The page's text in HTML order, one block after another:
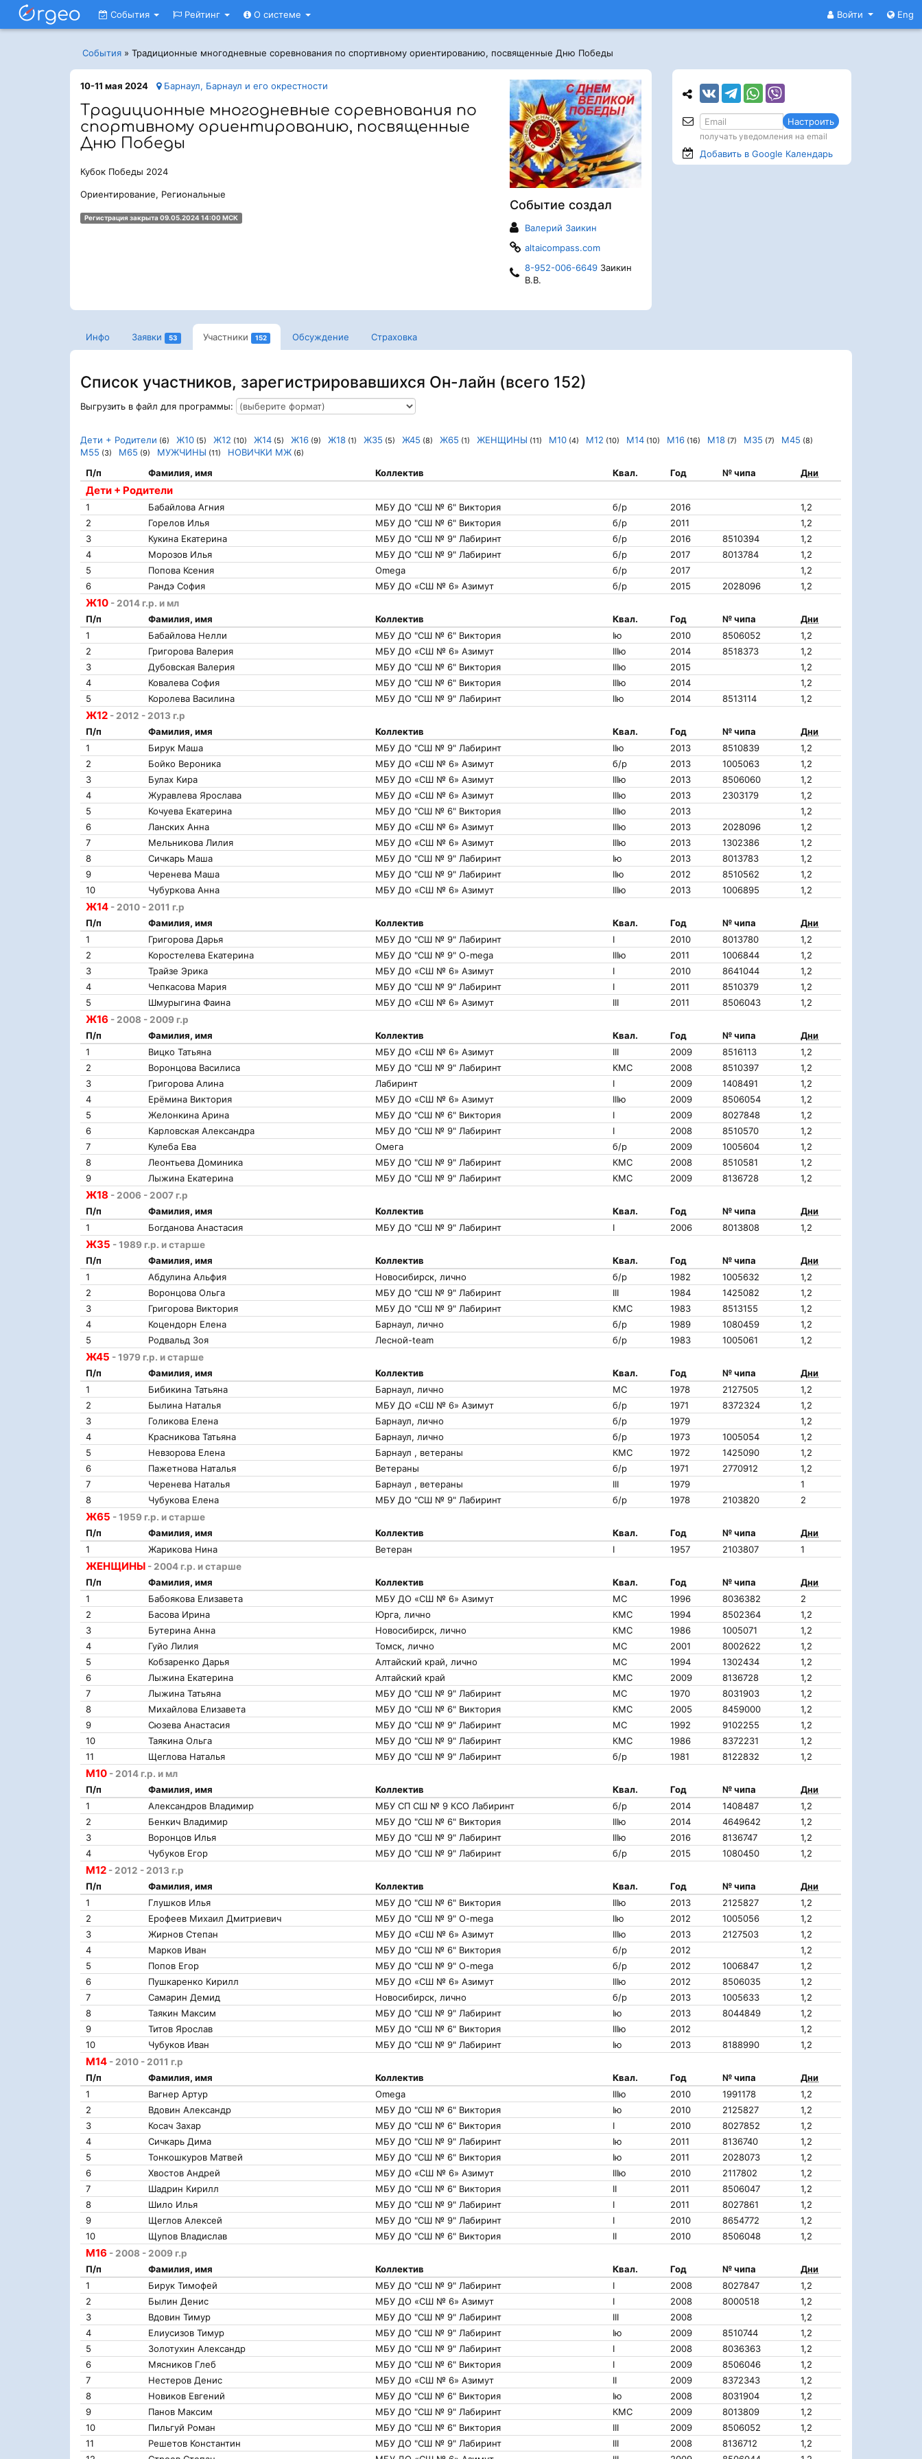
Войти Eng
События Рейтинг О системе
События » Традиционные многодневные соревнования по спортивному ориентированию, посвященные Дню Победы
Событие создал
Валерий Заикин
altaicompass.com
8-952-006-6649Заикин
В.В.
10-11 мая 2024 Барнаул, Барнаул и его окрестности
Традиционные многодневные соревнования по
спортивному ориентированию, посвященные
Дню Победы
Кубок Победы 2024
Ориентирование, Региональные
Регистрация закрыта 09.05.2024 14:00 МСК
Инфо Заявки 53 Участники 152 Обсуждение Страховка
Список участников, зарегистрировавшихся Он-лайн (всего 152)
Выгрузить в файл для программы:
Дети + Родители (6) Ж10 (5) Ж12 (10) Ж14 (5) Ж16 (9) Ж18 (1) Ж35 (5) Ж45 (8) Ж65 (1) ЖЕНЩИНЫ (11) М10 (4) М12 (10) М14 (10) М16 (16) М18 (7) М35 (7) М45 (8)
М55 (3) М65 (9) МУЖЧИНЫ (11) НОВИЧКИ МЖ (6)
Дети + Родители
П/п Фамилия, имя Коллектив Квал. Год № чипа Дни
1 Бабайлова Агния МБУ ДО "СШ № 6" Виктория б/р 2016
1,2
2
Горелов Илья МБУ ДО "СШ № 6" Виктория б/р 2011
1,2
3
Кукина Екатерина МБУ ДО "СШ № 9" Лабиринт б/р 2016 8510394
1,2
4
Морозов Илья МБУ ДО "СШ № 9" Лабиринт б/р 2017 8013784
1,2
5
Попова Ксения Omega б/р 2017
1,2
6
Рандэ София МБУ ДО «СШ № 6» Азимут б/р 2015 2028096 1,2
Ж10 - 2014 г.р. и мл
П/п
Фамилия, имя Коллектив Квал. Год № чипа
Дни
1
Бабайлова Нелли МБУ ДО "СШ № 6" Виктория Iю 2010 8506052
1,2
2
Григорова Валерия МБУ ДО «СШ № 6» Азимут IIIю 2014 8518373
1,2
3
Дубовская Валерия МБУ ДО "СШ № 6" Виктория IIIю 2015
1,2
4
Ковалева София МБУ ДО "СШ № 6" Виктория IIIю 2014
1,2
5
Королева Василина МБУ ДО "СШ № 9" Лабиринт IIю 2014 8513114 1,2
Ж12 - 2012 - 2013 г.р
П/п
Фамилия, имя Коллектив Квал. Год № чипа
Дни
1
Бирук Маша МБУ ДО "СШ № 9" Лабиринт IIю 2013 8510839
1,2
2
Бойко Вероника МБУ ДО «СШ № 6» Азимут б/р 2013 1005063
1,2
3
Булах Кира МБУ ДО «СШ № 6» Азимут IIIю 2013 8506060
1,2
4
Журавлева Ярослава МБУ ДО «СШ № 6» Азимут IIIю 2013 2303179
1,2
5
Кочуева Екатерина МБУ ДО "СШ № 6" Виктория IIIю 2013
1,2
6
Ланских Анна МБУ ДО «СШ № 6» Азимут IIIю 2013 2028096
1,2
7
Мельникова Лилия МБУ ДО «СШ № 6» Азимут IIIю 2013 1302386
1,2
8
Сичкарь Маша МБУ ДО "СШ № 9" Лабиринт Iю 2013 8013783
1,2
9
Черенева Маша МБУ ДО "СШ № 9" Лабиринт IIю 2012 8510562
1,2
10
Чубуркова Анна МБУ ДО «СШ № 6» Азимут IIIю 2013 1006895 1,2
Ж14 - 2010 - 2011 г.р
П/п
Фамилия, имя Коллектив Квал. Год № чипа
Дни
1
Григорова Дарья МБУ ДО "СШ № 9" Лабиринт I 2010 8013780
1,2
2
Коростелева Екатерина МБУ ДО "СШ № 9" O-mega IIIю 2011 1006844
1,2
3
Трайзе Эрика МБУ ДО «СШ № 6» Азимут I 2010 8641044
1,2
4
Чепкасова Мария МБУ ДО "СШ № 9" Лабиринт I 2011 8510379
1,2
5
Шмурыгина Фаина МБУ ДО «СШ № 6» Азимут III 2011 8506043 1,2
Ж16 - 2008 - 2009 г.р
П/п
Фамилия, имя Коллектив Квал. Год № чипа
Дни
1
Вицко Татьяна МБУ ДО «СШ № 6» Азимут III 2009 8516113
1,2
2
Воронцова Василиса МБУ ДО "СШ № 9" Лабиринт КМС 2008 8510397
1,2
3
Григорова Алина Лабиринт I 2009 1408491
1,2
4
Ерёмина Виктория МБУ ДО «СШ № 6» Азимут IIIю 2009 8506054
1,2
5
Желонкина Арина МБУ ДО "СШ № 6" Виктория I 2009 8027848
1,2
6
Карловская Александра МБУ ДО "СШ № 9" Лабиринт I 2008 8510570
1,2
7
Кулеба Ева Омега б/р 2009 1005604
1,2
8
Леонтьева Доминика МБУ ДО "СШ № 9" Лабиринт КМС 2008 8510581
1,2
9
Лыжина Екатерина МБУ ДО "СШ № 9" Лабиринт КМС 2009 8136728 1,2
Ж18 - 2006 - 2007 г.р
П/п
Фамилия, имя Коллектив Квал. Год № чипа
Дни
1
Богданова Анастасия МБУ ДО "СШ № 9" Лабиринт I 2006 8013808 1,2
Ж35 - 1989 г.р. и старше
П/п
Фамилия, имя Коллектив Квал. Год № чипа
Дни
1
Абдулина Альфия Новосибирск, лично б/р 1982 1005632
1,2
2
Воронцова Ольга МБУ ДО "СШ № 9" Лабиринт III 1984 1425082
1,2
3
Григорова Виктория МБУ ДО "СШ № 9" Лабиринт КМС 1983 8513155
1,2
4
Коцендорн Елена Барнаул, лично б/р 1989 1080459
1,2
5
Родвальд Зоя Лесной-team б/р 1983 1005061 1,2
Ж45 - 1979 г.р. и старше
П/п
Фамилия, имя Коллектив Квал. Год № чипа
Дни
1
Бибикина Татьяна Барнаул, лично МС 1978 2127505
1,2
2
Былина Наталья МБУ ДО «СШ № 6» Азимут б/р 1971 8372324
1,2
3
Голикова Елена Барнаул, лично б/р 1979
1,2
4
Красникова Татьяна Барнаул, лично б/р 1973 1005054
1,2
5
Невзорова Елена Барнаул , ветераны КМС 1972 1425090
1,2
6
Пажетнова Наталья Ветераны б/р 1971 2770912
1,2
7
Черенева Наталья Барнаул , ветераны III 1979
1
8
Чубукова Елена МБУ ДО "СШ № 9" Лабиринт б/р 1978 2103820 2
Ж65 - 1959 г.р. и старше
П/п
Фамилия, имя Коллектив Квал. Год № чипа
Дни
1
Жарикова Нина Ветеран I 1957 2103807 1
ЖЕНЩИНЫ - 2004 г.р. и старше
П/п
Фамилия, имя Коллектив Квал. Год № чипа
Дни
1
Бабоякова Елизавета МБУ ДО «СШ № 6» Азимут МС 1996 8036382
2
2
Басова Ирина Юрга, лично КМС 1994 8502364
1,2
3
Бутерина Анна Новосибирск, лично КМС 1986 1005071
1,2
4
Гуйо Лилия Томск, лично МС 2001 8002622
1,2
5
Кобзаренко Дарья Алтайский край, лично МС 1994 1302434
1,2
6
Лыжина Екатерина Алтайский край КМС 2009 8136728
1,2
7
Лыжина Татьяна МБУ ДО "СШ № 9" Лабиринт МС 1970 8031903
1,2
8
Михайлова Елизавета МБУ ДО "СШ № 6" Виктория КМС 2005 8459000
1,2
9
Сюзева Анастасия МБУ ДО "СШ № 9" Лабиринт МС 1992 9102255
1,2
10
Таякина Ольга МБУ ДО "СШ № 9" Лабиринт КМС 1986 8372231
1,2
11
Щеглова Наталья МБУ ДО "СШ № 9" Лабиринт б/р 1981 8122832 1,2
М10 - 2014 г.р. и мл
П/п
Фамилия, имя Коллектив Квал. Год № чипа
Дни
1
Александров Владимир МБУ СП СШ № 9 КСО Лабиринт б/р 2014 1408487
1,2
2
Бенкич Владимир МБУ ДО "СШ № 6" Виктория IIIю 2014 4649642
1,2
3
Воронцов Илья МБУ ДО "СШ № 9" Лабиринт IIIю 2016 8136747
1,2
4
Чубуков Егор МБУ ДО "СШ № 9" Лабиринт б/р 2015 1080450 1,2
М12 - 2012 - 2013 г.р
П/п
Фамилия, имя Коллектив Квал. Год № чипа
Дни
1
Глушков Илья МБУ ДО "СШ № 6" Виктория IIIю 2013 2125827
1,2
2
Ерофеев Михаил Дмитриевич МБУ ДО "СШ № 9" O-mega IIю 2012 1005056
1,2
3
Жирнов Степан МБУ ДО «СШ № 6» Азимут IIIю 2013 2127503
1,2
4
Марков Иван МБУ ДО "СШ № 6" Виктория б/р 2012
1,2
5
Попов Егор МБУ ДО "СШ № 9" O-mega б/р 2012 1006847
1,2
6
Пушкаренко Кирилл МБУ ДО «СШ № 6» Азимут IIIю 2012 8506035
1,2
7
Самарин Демид Новосибирск, лично б/р 2013 1005633
1,2
8
Таякин Максим МБУ ДО "СШ № 9" Лабиринт Iю 2013 8044849
1,2
9
Титов Ярослав МБУ ДО "СШ № 6" Виктория IIIю 2012
1,2
10
Чубуков Иван МБУ ДО "СШ № 9" Лабиринт Iю 2013 8188990 1,2
М14 - 2010 - 2011 г.р
П/п
Фамилия, имя Коллектив Квал. Год № чипа
Дни
1
Вагнер Артур Omega IIIю 2010 1991178
1,2
2
Вдовин Александр МБУ ДО "СШ № 6" Виктория Iю 2010 2125827
1,2
3
Косач Захар МБУ ДО "СШ № 6" Виктория I 2010 8027852
1,2
4
Сичкарь Дима МБУ ДО "СШ № 9" Лабиринт Iю 2011 8136740
1,2
5
Тонкошкуров Матвей МБУ ДО "СШ № 6" Виктория Iю 2011 2028073
1,2
6
Хвостов Андрей МБУ ДО «СШ № 6» Азимут IIIю 2010 2117802
1,2
7
Шадрин Кирилл МБУ ДО "СШ № 6" Виктория II 2011 8506047
1,2
8
Шило Илья МБУ ДО "СШ № 9" Лабиринт I 2011 8027861
1,2
9
Щеглов Алексей МБУ ДО "СШ № 9" Лабиринт I 2010 8654772
1,2
10
Щупов Владислав МБУ ДО "СШ № 6" Виктория II 2010 8506048 1,2
М16 - 2008 - 2009 г.р
П/п
Фамилия, имя Коллектив Квал. Год № чипа
Дни
1
Бирук Тимофей МБУ ДО "СШ № 9" Лабиринт I 2008 8027847
1,2
2
Былин Денис МБУ ДО «СШ № 6» Азимут I 2008 8000518
1,2
3
Вдовин Тимур МБУ ДО "СШ № 9" Лабиринт III 2008
1,2
4
Елиусизов Тимур МБУ ДО "СШ № 9" Лабиринт Iю 2009 8510744
1,2
5
Золотухин Александр МБУ ДО "СШ № 9" Лабиринт I 2008 8036363
1,2
6
Мясников Глеб МБУ ДО "СШ № 6" Виктория I 2009 8506046
1,2
7
Нестеров Денис МБУ ДО «СШ № 6» Азимут II 2009 8372343
1,2
8
Новиков Евгений МБУ ДО "СШ № 6" Виктория Iю 2008 8031904
1,2
9
Панов Максим МБУ ДО "СШ № 9" Лабиринт КМС 2009 8013809
1,2
10
Пильгуй Роман МБУ ДО "СШ № 6" Виктория III 2009 8506052
1,2
11
Решетов Константин МБУ ДО "СШ № 9" Лабиринт III 2008 8136712
1,2
Настроить
получать уведомления на email
Добавить в Google Календарь